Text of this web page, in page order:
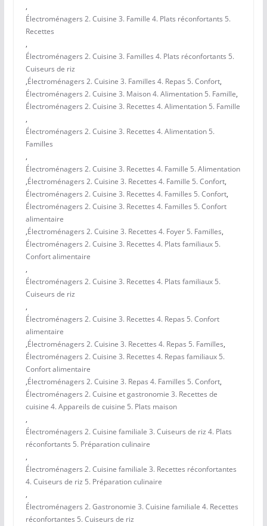
,
Électroménagers 2. Cuisine 3. Famille 4. Plats réconfortants 5.
Recettes
,
Électroménagers 2. Cuisine 3. Familles 4. Plats réconfortants 5.
Cuiseurs de riz
,Électroménagers 2. Cuisine 3. Familles 4. Repas 5. Confort,
Électroménagers 2. Cuisine 3. Maison 4. Alimentation 5. Famille,
Électroménagers 2. Cuisine 3. Recettes 4. Alimentation 5. Famille
,
Électroménagers 2. Cuisine 3. Recettes 4. Alimentation 5.
Familles
,
Électroménagers 2. Cuisine 3. Recettes 4. Famille 5. Alimentation
,Électroménagers 2. Cuisine 3. Recettes 4. Famille 5. Confort,
Électroménagers 2. Cuisine 3. Recettes 4. Familles 5. Confort,
Électroménagers 2. Cuisine 3. Recettes 4. Familles 5. Confort
alimentaire
,Électroménagers 2. Cuisine 3. Recettes 4. Foyer 5. Familles,
Électroménagers 2. Cuisine 3. Recettes 4. Plats familiaux 5.
Confort alimentaire
,
Électroménagers 2. Cuisine 3. Recettes 4. Plats familiaux 5.
Cuiseurs de riz
,
Électroménagers 2. Cuisine 3. Recettes 4. Repas 5. Confort
alimentaire
,Électroménagers 2. Cuisine 3. Recettes 4. Repas 5. Familles,
Électroménagers 2. Cuisine 3. Recettes 4. Repas familiaux 5.
Confort alimentaire
,Électroménagers 2. Cuisine 3. Repas 4. Familles 5. Confort,
Électroménagers 2. Cuisine et gastronomie 3. Recettes de
cuisine 4. Appareils de cuisine 5. Plats maison
,
Électroménagers 2. Cuisine familiale 3. Cuiseurs de riz 4. Plats
réconfortants 5. Préparation culinaire
,
Électroménagers 2. Cuisine familiale 3. Recettes réconfortantes
4. Cuiseurs de riz 5. Préparation culinaire
,
Électroménagers 2. Gastronomie 3. Cuisine familiale 4. Recettes
réconfortantes 5. Cuiseurs de riz